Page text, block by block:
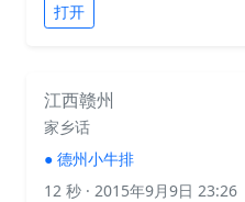
打开
江西赣州
家乡话
● 德州小牛排
12 秒 · 2015年9月9日 23:26